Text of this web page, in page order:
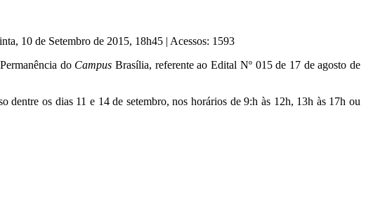
10 de Setembro de 2015, 18h45 | Acessos: 1593
do CampusBrasília, referente ao Edital Nº 015 de 17 de agosto de
os dias 11 e 14 de setembro, nos horários de 9:h às 12h, 13h às 17h ou